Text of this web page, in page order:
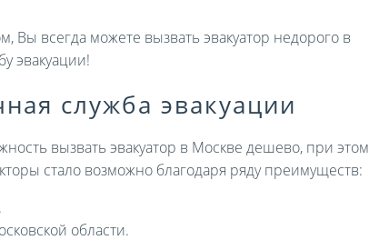
Вы всегда можете вызвать эвакуатор недорого в
эвакуации!
служба эвакуации
вызвать эвакуатор в Москве дешево, при этом
стало возможно благодаря ряду преимуществ:
области.